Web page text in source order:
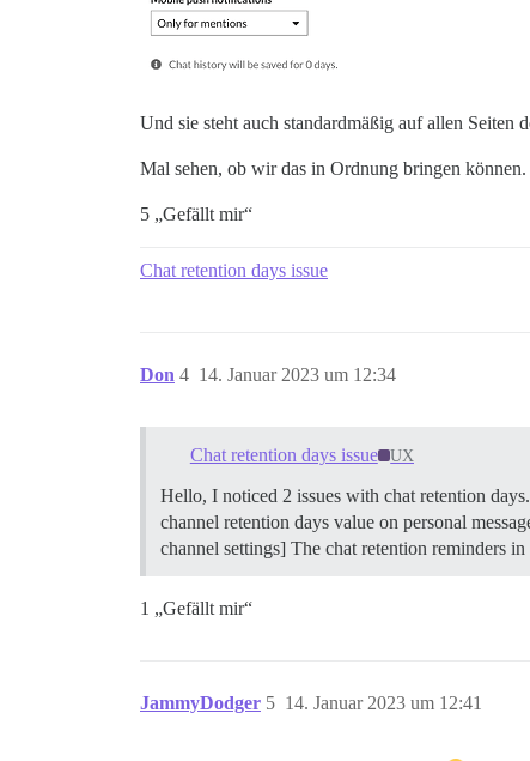
Und sie steht auch standardmäßig auf allen Seiten
Mal sehen, ob wir das in Ordnung bringen können.
5 „Gefällt mir“
Chat retention days issue
Don 14. Januar 2023 um 12:34
4
Chat retention days issue UX
Hello, I noticed 2 issues with chat retention
channel retention days value on personal
channel settings] The chat retention reminders
1 „Gefällt mir“
JammyDodger 14. Januar 2023 um 12:41
5